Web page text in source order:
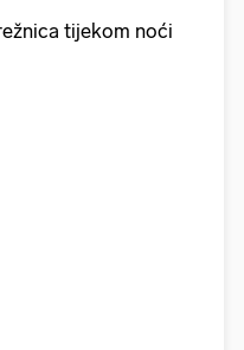
tijekom noći